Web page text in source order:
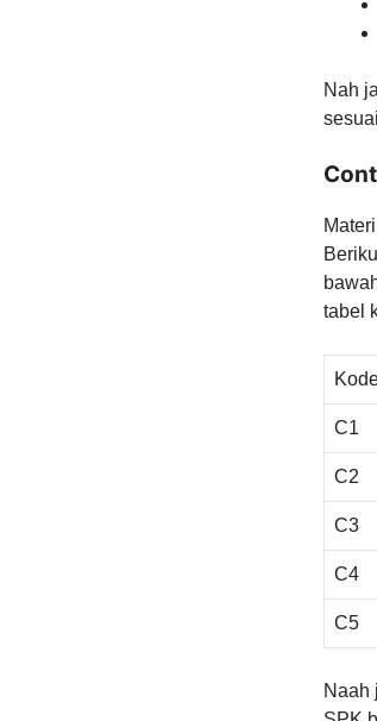
Nah
tabel
C1
C2
C3
C4
C5
Naah